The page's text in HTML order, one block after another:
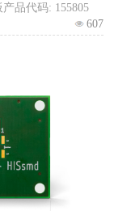
品代码: 155805
607